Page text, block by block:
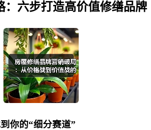
：六步打造高价值修缮品牌
你的“细分赛道”